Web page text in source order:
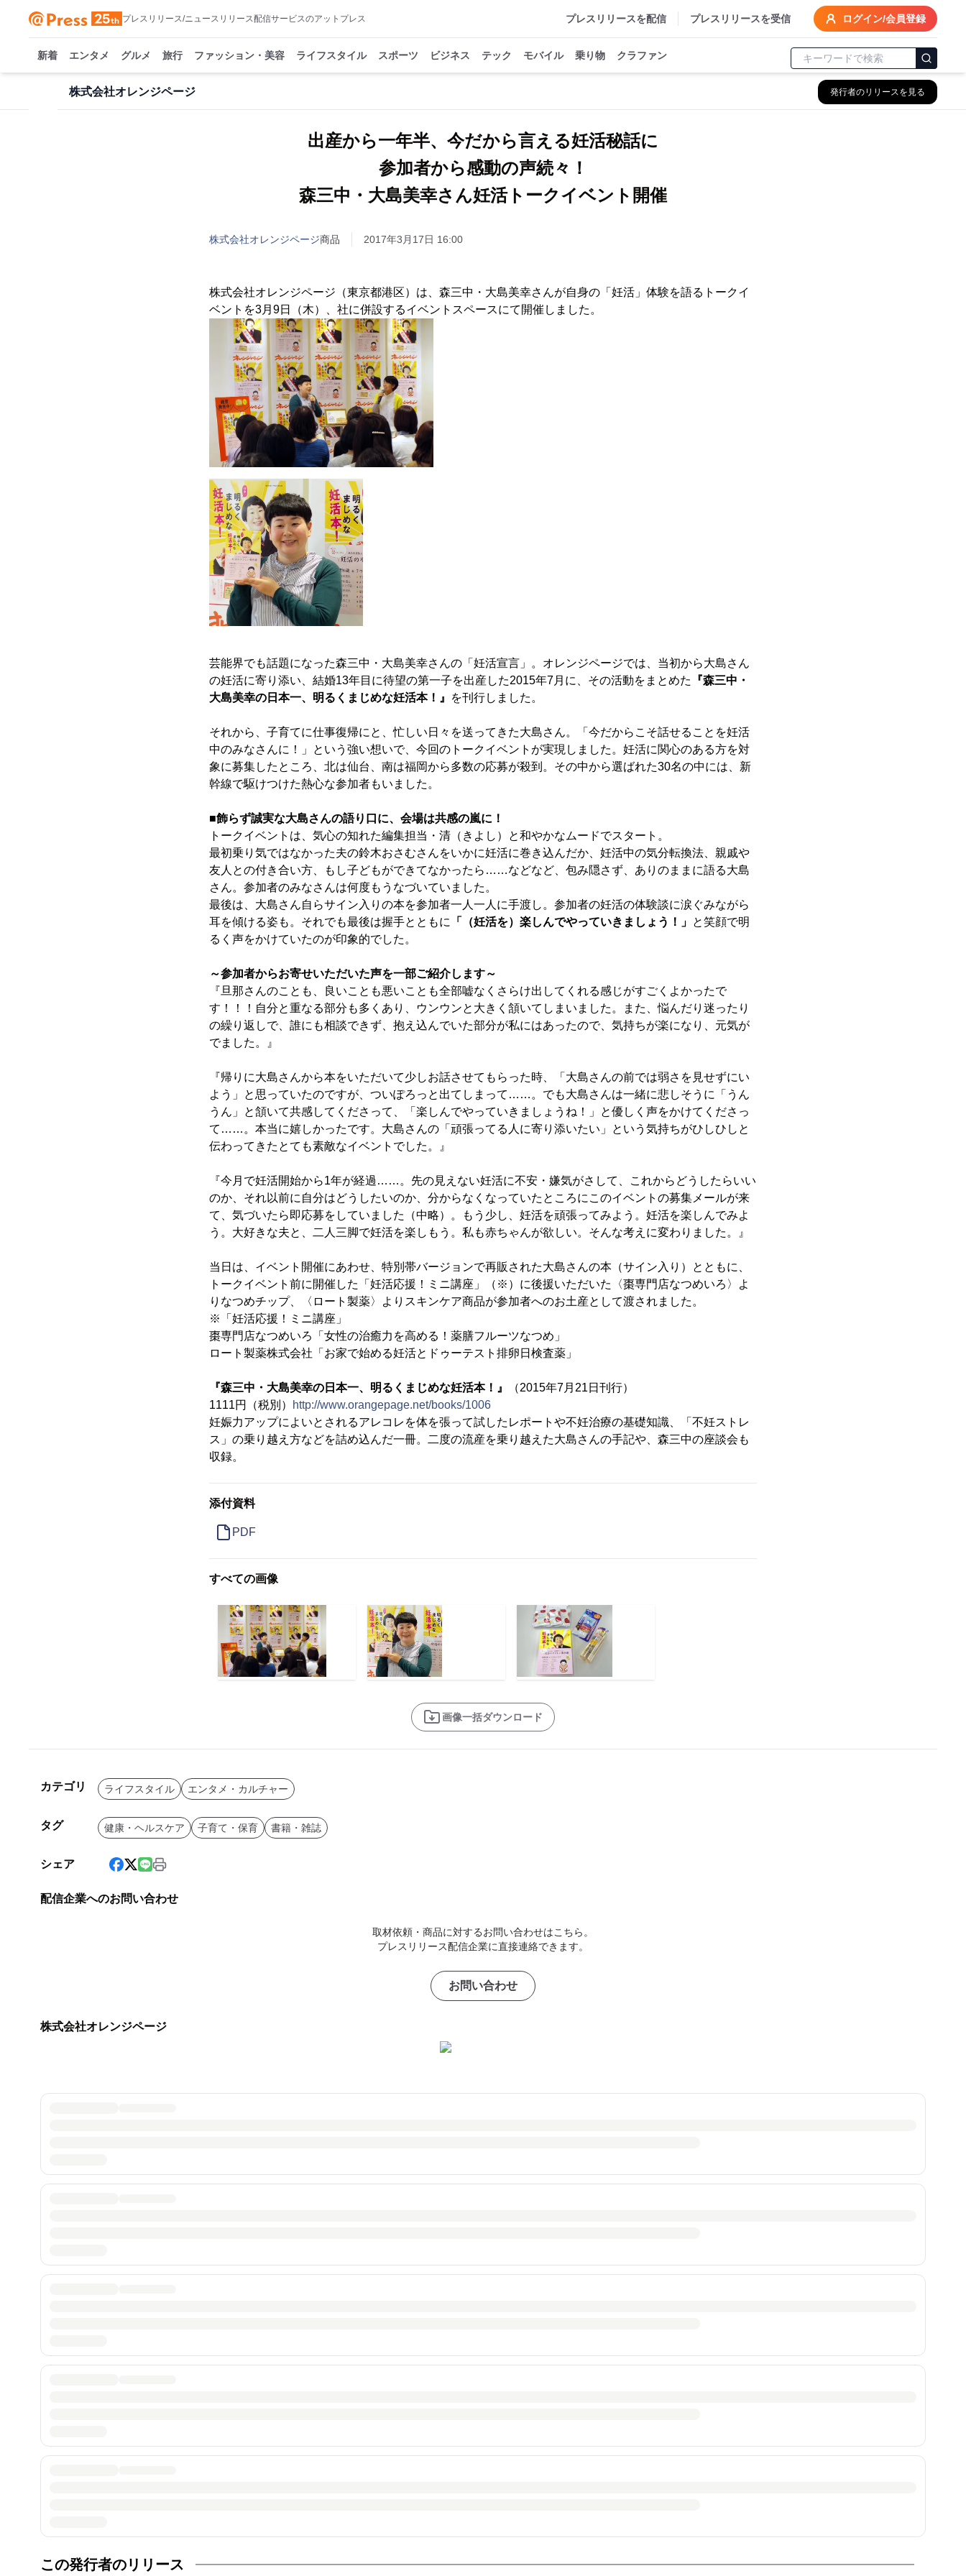
プレスリリース/ニュースリリース配信サービスのアットプレス プレスリリースを配信 プレスリリースを受信 ログイン/会員登録
新着 エンタメ グルメ 旅行 ファッション・美容 ライフスタイル スポーツ ビジネス テック モバイル 乗り物 クラファン
株式会社オレンジページ 発行者のリリースを見る
出産から一年半、今だから言える妊活秘話に
参加者から感動の声続々！
森三中・大島美幸さん妊活トークイベント開催
株式会社オレンジページ商品 2017年3月17日 16:00
株式会社オレンジページ（東京都港区）は、森三中・大島美幸さんが自身の「妊活」体験を語るトークイ
ベントを3月9日（木）、社に併設するイベントスペースにて開催しました。
芸能界でも話題になった森三中・大島美幸さんの「妊活宣言」。オレンジページでは、当初から大島さん
の妊活に寄り添い、結婚13年目に待望の第一子を出産した2015年7月に、その活動をまとめた
『森三中・
大島美幸の日本一、明るくまじめな妊活本！』
を刊行しました。
それから、子育てに仕事復帰にと、忙しい日々を送ってきた大島さん。「今だからこそ話せることを妊活
中のみなさんに！」という強い想いで、今回のトークイベントが実現しました。妊活に関心のある方を対
象に募集したところ、北は仙台、南は福岡から多数の応募が殺到。その中から選ばれた30名の中には、新
幹線で駆けつけた熱心な参加者もいました。
■飾らず誠実な大島さんの語り口に、会場は共感の嵐に！
トークイベントは、気心の知れた編集担当・清（きよし）と和やかなムードでスタート。
最初乗り気ではなかった夫の鈴木おさむさんをいかに妊活に巻き込んだか、妊活中の気分転換法、親戚や
友人との付き合い方、もし子どもができてなかったら……などなど、包み隠さず、ありのままに語る大島
さん。参加者のみなさんは何度もうなづいていました。
最後は、大島さん自らサイン入りの本を参加者一人一人に手渡し。参加者の妊活の体験談に涙ぐみながら
耳を傾ける姿も。それでも最後は握手とともに
「（妊活を）楽しんでやっていきましょう！」 と笑顔で明
るく声をかけていたのが印象的でした。
～参加者からお寄せいただいた声を一部ご紹介します～
『旦那さんのことも、良いことも悪いことも全部嘘なくさらけ出してくれる感じがすごくよかったで
す！！！自分と重なる部分も多くあり、ウンウンと大きく頷いてしまいました。また、悩んだり迷ったり
の繰り返しで、誰にも相談できず、抱え込んでいた部分が私にはあったので、気持ちが楽になり、元気が
でました。』
『帰りに大島さんから本をいただいて少しお話させてもらった時、「大島さんの前では弱さを見せずにい
よう」と思っていたのですが、ついぽろっと出てしまって……。でも大島さんは一緒に悲しそうに「うん
うん」と頷いて共感してくださって、「楽しんでやっていきましょうね！」と優しく声をかけてくださっ
て……。本当に嬉しかったです。大島さんの「頑張ってる人に寄り添いたい」という気持ちがひしひしと
伝わってきたとても素敵なイベントでした。』
『今月で妊活開始から1年が経過……。先の見えない妊活に不安・嫌気がさして、これからどうしたらいい
のか、それ以前に自分はどうしたいのか、分からなくなっていたところにこのイベントの募集メールが来
て、気づいたら即応募をしていました（中略）。もう少し、妊活を頑張ってみよう。妊活を楽しんでみよ
う。大好きな夫と、二人三脚で妊活を楽しもう。私も赤ちゃんが欲しい。そんな考えに変わりました。』
当日は、イベント開催にあわせ、特別帯バージョンで再販された大島さんの本（サイン入り）とともに、
トークイベント前に開催した「妊活応援！ミニ講座」（※）に後援いただいた〈棗専門店なつめいろ〉よ
りなつめチップ、〈ロート製薬〉よりスキンケア商品が参加者へのお土産として渡されました。
※「妊活応援！ミニ講座」
棗専門店なつめいろ「女性の治癒力を高める！薬膳フルーツなつめ」
ロート製薬株式会社「お家で始める妊活とドゥーテスト排卵日検査薬」
『森三中・大島美幸の日本一、明るくまじめな妊活本！』
（2015年7月21日刊行）
1111円（税別）
http://www.orangepage.net/books/1006
妊娠力アップによいとされるアレコレを体を張って試したレポートや不妊治療の基礎知識、「不妊ストレ
ス」の乗り越え方などを詰め込んだ一冊。二度の流産を乗り越えた大島さんの手記や、森三中の座談会も
収録。
添付資料
PDF
すべての画像
画像一括ダウンロード
カテゴリ ライフスタイル エンタメ・カルチャー
タグ 健康・ヘルスケア 子育て・保育 書籍・雑誌
シェア
配信企業へのお問い合わせ
取材依頼・商品に対するお問い合わせはこちら。
プレスリリース配信企業に直接連絡できます。
お問い合わせ
株式会社オレンジページ
この発行者のリリース